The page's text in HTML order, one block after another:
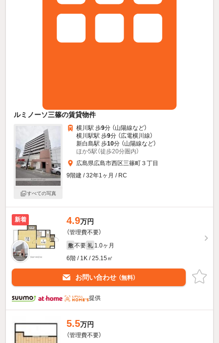
ルミノーソ三篠の賃貸物件
すべての写真
横川駅 歩9分 （山陽線など）
横川駅駅 歩9分 （広電横川線）
新白島駅 歩10分 （山陽線など）
ほか5駅（徒歩20分圏内）
広島県広島市西区三篠町３丁目
9階建 / 32年1ヶ月 / RC
新着 4.9万円
（管理費不要）
敷 不要 礼 1.0ヶ月
6階 / 1K / 25.15㎡
お問い合わせ （無料）
提供
5.5万円
（管理費不要）